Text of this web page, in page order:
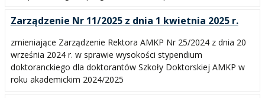
Zarządzenie Nr 11/2025 z dnia 1 kwietnia 2025 r.
zmieniające Zarządzenie Rektora AMKP Nr 25/2024 z dnia 20
września 2024 r. w sprawie wysokości stypendium
doktoranckiego dla doktorantów Szkoły Doktorskiej AMKP w
roku akademickim 2024/2025